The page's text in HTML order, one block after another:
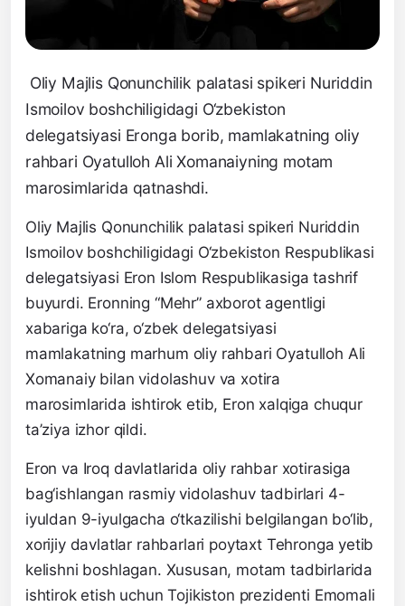
Oliy Majlis Qonunchilik palatasi spikeri Nuriddin
Ismoilov boshchiligidagi O‘zbekiston
delegatsiyasi Eronga borib, mamlakatning oliy
rahbari Oyatulloh Ali Xomanaiyning motam
marosimlarida qatnashdi.
Oliy Majlis Qonunchilik palatasi spikeri Nuriddin
Ismoilov boshchiligidagi O‘zbekiston Respublikasi
delegatsiyasi Eron Islom Respublikasiga tashrif
buyurdi. Eronning “Mehr” axborot agentligi
xabariga ko‘ra, o‘zbek delegatsiyasi
mamlakatning marhum oliy rahbari Oyatulloh Ali
Xomanaiy bilan vidolashuv va xotira
marosimlarida ishtirok etib, Eron xalqiga chuqur
ta’ziya izhor qildi.
Eron va Iroq davlatlarida oliy rahbar xotirasiga
bag‘ishlangan rasmiy vidolashuv tadbirlari 4-
iyuldan 9-iyulgacha o‘tkazilishi belgilangan bo‘lib,
xorijiy davlatlar rahbarlari poytaxt Tehronga yetib
kelishni boshlagan. Xususan, motam tadbirlarida
ishtirok etish uchun Tojikiston prezidenti Emomali